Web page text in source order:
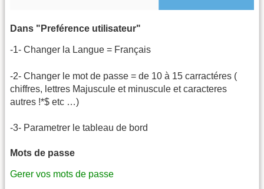
Dans "Preférence utilisateur"
-1- Changer la Langue = Français
-2- Changer le mot de passe = de 10 à 15 carractéres (
chiffres, lettres Majuscule et minuscule et caracteres
autres !*$ etc …)
-3- Parametrer le tableau de bord
Mots de passe
Gerer vos mots de passe